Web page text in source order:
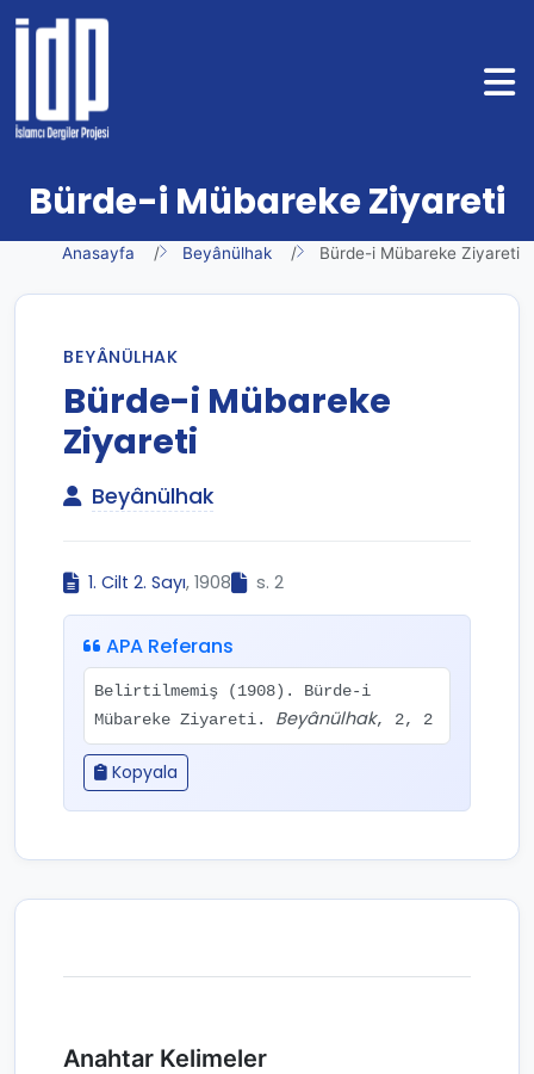
Bürde-i Mübareke Ziyareti
Anasayfa Beyânülhak Bürde-i Mübareke Ziyareti
BEYÂNÜLHAK
Bürde-i Mübareke
Ziyareti
Beyânülhak
1. Cilt 2. Sayı, 1908 s. 2
APA Referans
Belirtilmemiş (1908). Bürde-i
Mübareke Ziyareti. Beyânülhak, 2, 2
Kopyala
Anahtar Kelimeler